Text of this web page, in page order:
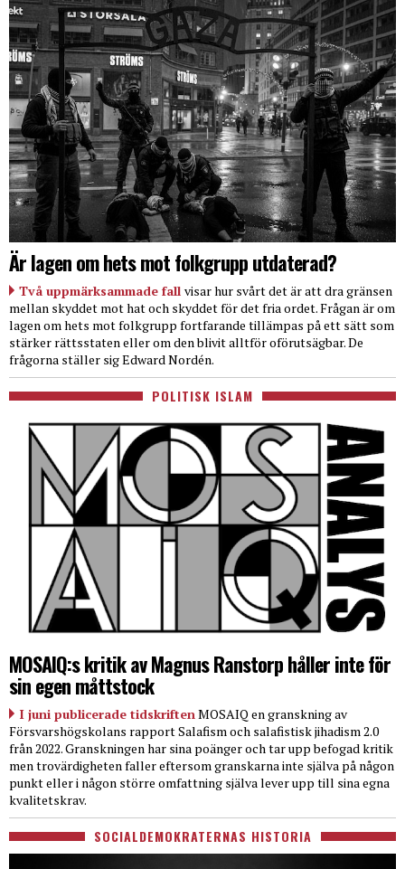
Är lagen om hets mot folkgrupp utdaterad?
Två uppmärksammade fall visar hur svårt det är att dra gränsen
mellan skyddet mot hat och skyddet för det fria ordet. Frågan är om
lagen om hets mot folkgrupp fortfarande tillämpas på ett sätt som
stärker rättsstaten eller om den blivit alltför oförutsägbar. De
frågorna ställer sig Edward Nordén.
POLITISK ISLAM
MOSAIQ:s kritik av Magnus Ranstorp håller inte för
sin egen måttstock
I juni publicerade tidskriftenMOSAIQ en granskning av
Försvarshögskolans rapport Salafism och salafistisk jihadism 2.0
från 2022. Granskningen har sina poänger och tar upp befogad kritik
men trovärdigheten faller eftersom granskarna inte själva på någon
punkt eller i någon större omfattning själva lever upp till sina egna
kvalitetskrav.
SOCIALDEMOKRATERNAS HISTORIA